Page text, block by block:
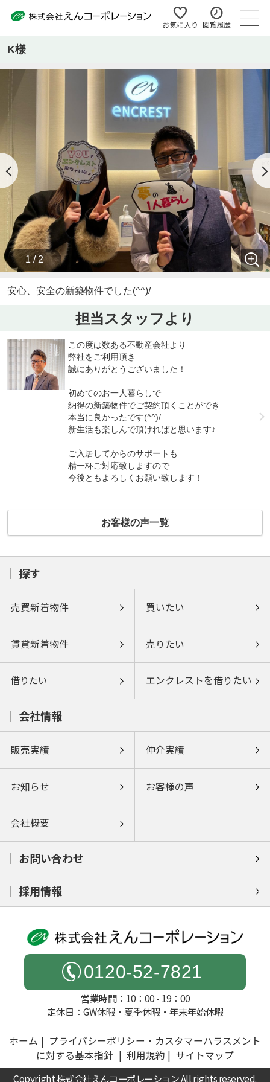
K様
1 / 2
安心、安全の新築物件でした(^^)/
担当スタッフより
この度は数ある不動産会社より
弊社をご利用頂き
誠にありがとうございました！
初めてのお一人暮らしで
納得の新築物件でご契約頂くことができ
本当に良かったです(^^)/
新生活も楽しんで頂ければと思います♪
ご入居してからのサポートも
精一杯ご対応致しますので
今後ともよろしくお願い致します！
お客様の声一覧
探す
売買新着物件 買いたい
賃貸新着物件 売りたい
借りたい エンクレストを借りたい
会社情報
販売実績 仲介実績
お知らせ お客様の声
会社概要
お問い合わせ
採用情報
0120-52-7821
営業時間：10：00 - 19：00
定休日：GW休暇・夏季休暇・年末年始休暇
ホーム
プライバシーポリシー・カスタマーハラスメント
に対する基本指針
利用規約 サイトマップ
Copyright 株式会社えんコーポレーション All rights reserved.